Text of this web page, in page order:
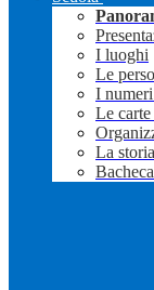
I luoghi
Le
I
Le
La storia